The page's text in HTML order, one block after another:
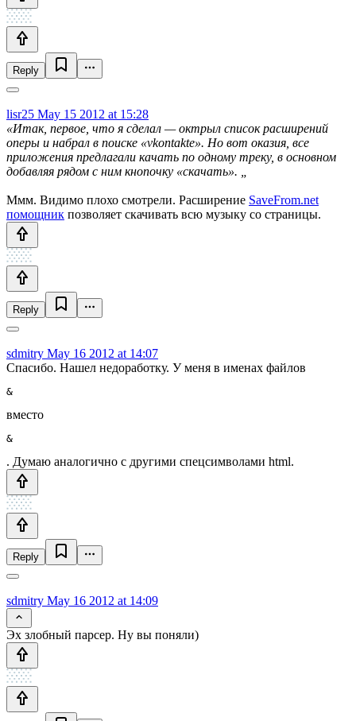
Reply
lisr25 May 15 2012 at 15:28
«Итак, первое, что я сделал — октрыл список расширений
оперы и набрал в поиске «vkontakte». Но вот оказия, все
приложения предлагали качать по одному треку, в основном
добавляя рядом с ним кнопочку «скачать». „
Ммм. Видимо плохо смотрели. Расширение SaveFrom.net
помощник позволяет скачивать всю музыку со страницы.
Reply
sdmitry May 16 2012 at 14:07
Спасибо. Нашел недоработку. У меня в именах файлов
&
вместо
&
. Думаю аналогично с другими спецсимволами html.
Reply
sdmitry May 16 2012 at 14:09
Эх злобный парсер. Ну вы поняли)